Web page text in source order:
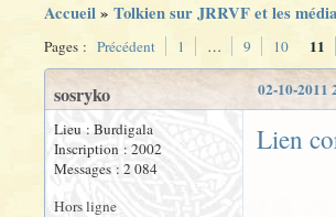
Accueil» Tolkien sur JRRVF et les
Pages : Précédent 1 … 9 10 11
02-10-2011
sosryko
Lieu : Burdigala
Inscription : 2002
Messages : 2 084
Lien
Hors ligne